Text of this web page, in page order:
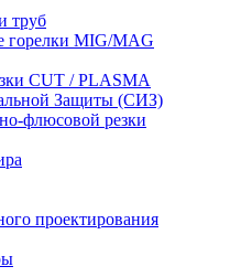
труб
горелки MIG/MAG
CUT / PLASMA
Защиты (СИЗ)
флюсовой резки
проектирования